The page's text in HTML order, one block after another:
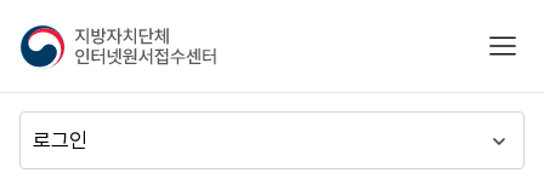
지
방
자
치
단
체
모바
뉴